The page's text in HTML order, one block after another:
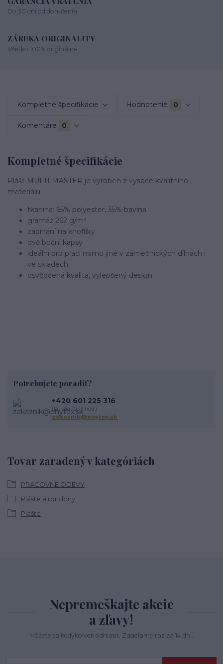
Do 30 dní od doručenia
ZÁRUKA ORIGINALITY
Všetko 100% originálne
Kompletné špecifikácie Hodnotenie 0
Komentáre 0
Kompletné špecifikácie
Plášť MULTI MASTER je vyroben z vysoce kvalitního
materiálu.
tkanina: 65% polyester, 35% bavlna
gramáž 262 g/m²
zapínání na knoflíky
dvě boční kapsy
ideální pro práci mimo jiné v zámečnických dílnách i
ve skladech
osvědčená kvalita, vylepšený design
Tovar zaradený v kategóriách
PRACOVNÉ ODEVY
Plášte a rondony
Plášte
Potrebujete poradiť?
+420 601 225 316
(Po-Pia 10-13 hod.)
zakaznik@enytex.sk
Nepremeškajte akcie
a zľavy!
Môžete sa kedykoľvek odhlásiť. Zasielame raz za 14 dní.